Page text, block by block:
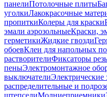
панелиПотолочные плиты
уголкиЛакокрасочные
пропиткиКолеры для краски
эмали аэрозольныеКраски,
герметикиЖидкие гвозди
обоевКлеи для напольных
растворителиФиксаторы
пеныЭлектромонтажное
выключателиЭлектрические
распределительные и
штепселиМолниеприемники